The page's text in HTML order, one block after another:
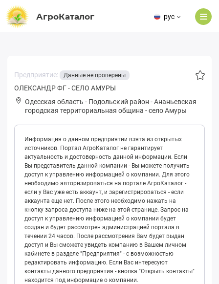
АгроКаталог рус
Предприятие: Данные не проверены
ОЛЕКСАНДР ФГ - СЕЛО АМУРЫ
Одесская область - Подольский район -Ананьевская
городская территориальная община -село Амуры
Информация о данном предприятии взята из открытых
источников. Портал АгроКаталог не гарантирует
актуальность и достоверность данной информации. Если
Вы представитель данной компании - Вы можете получить
доступ к управлению информацией о компании. Для этого
необходимо авторизироваться на портале АгроКаталог -
если у Вас уже есть аккаунт, и зарегистрироваться - если
аккаунта еще нет. После этого необходимо нажать на
кнопку запроса доступа ниже на этой странице. Запрос на
доступ к управлению информацией о компании будет
создан и будет рассмотрен администрацией портала в
течении 24 часов. После рассмотрения Вам будет выдан
доступ и Вы сможете увидеть компанию в Вашем личном
кабинете в разделе "Предприятия" - с возможностью
редактировать информацию. Если Вас интересуют
контакты данного предприятия - кнопка "Открыть контакты"
находится под информацие о компании.